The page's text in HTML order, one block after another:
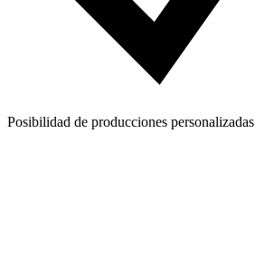
Posibilidad de producciones personalizadas